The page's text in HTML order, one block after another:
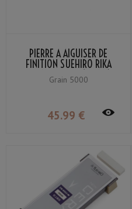
PIERRE À AIGUISER DE
FINITION SUEHIRO RIKA
GRAIN #5000 (BLANC)
Grain 5000
45.99 €